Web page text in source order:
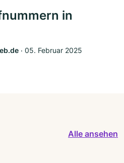
in
‧ 05. Februar 2025
Alle ansehen